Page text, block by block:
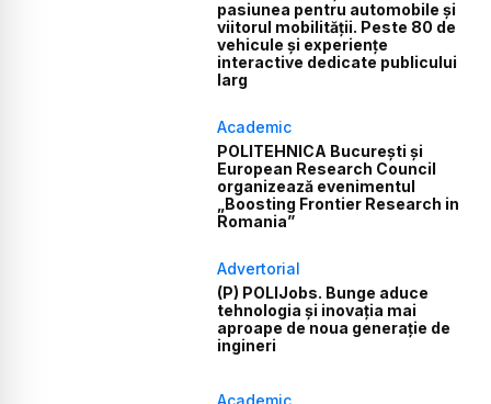
pasiunea pentru automobile și
viitorul mobilității. Peste 80 de
vehicule și experiențe
interactive dedicate publicului
larg
Academic
POLITEHNICA București și
European Research Council
organizează evenimentul
„Boosting Frontier Research in
Romania”
Advertorial
(P) POLIJobs. Bunge aduce
tehnologia și inovația mai
aproape de noua generație de
ingineri
Academic